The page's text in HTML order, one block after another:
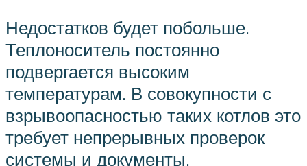
Недостатков будет побольше.
Теплоноситель постоянно
подвергается высоким
температурам. В совокупности с
взрывоопасностью таких котлов это
требует непрерывных проверок
системы и документы,